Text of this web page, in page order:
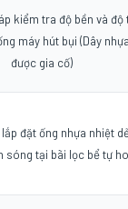
kiểm tra độ bền và độ
máy hút bụi (Dây
được gia cố)
đặt ống nhựa nhiệt
sóng tại bãi lọc bể tự